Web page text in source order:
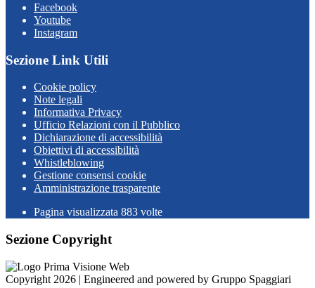
Facebook
Youtube
Instagram
Sezione Link Utili
Cookie policy
Note legali
Informativa Privacy
Ufficio Relazioni con il Pubblico
Dichiarazione di accessibilità
Obiettivi di accessibilità
Whistleblowing
Gestione consensi cookie
Amministrazione trasparente
Pagina visualizzata 883 volte
Sezione Copyright
Copyright 2026 | Engineered and powered by Gruppo Spaggiari